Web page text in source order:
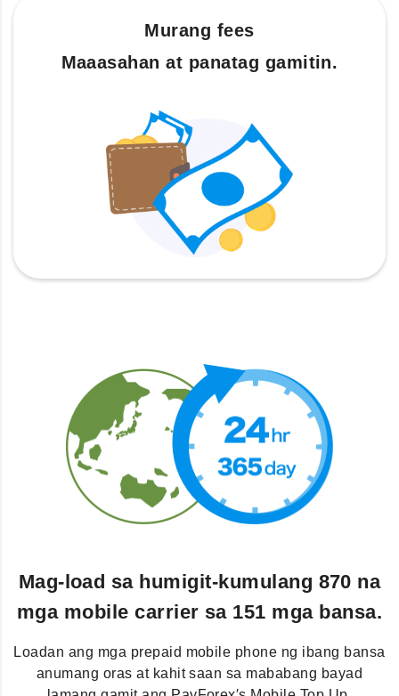
Murang fees
Maaasahan at panatag gamitin.
Mag-load sa humigit-kumulang 870 na
mga mobile carrier sa 151 mga bansa.
Loadan ang mga prepaid mobile phone ng ibang bansa
anumang oras at kahit saan sa mababang bayad